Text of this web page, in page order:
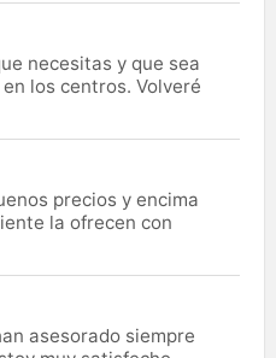
necesitas y que sea
los centros. Volveré
precios y encima
la ofrecen con
asesorado siempre